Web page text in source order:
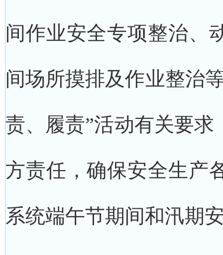
间作业安全专项整治、
间场所摸排及作业整治
责、履责”活动有关要
方责任，确保安全生产
系统端午节期间和汛期